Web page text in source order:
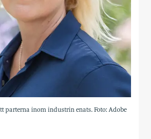
parterna inom industrin enats. Foto: Adobe